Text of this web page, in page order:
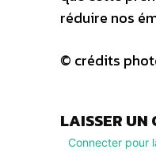
réduire nos
© crédits
LAISSER UN
Connecter pour